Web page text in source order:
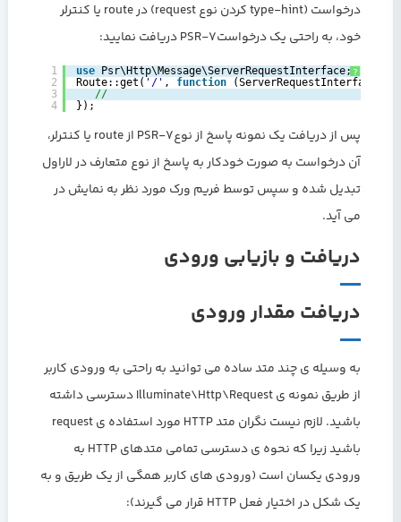
درخواست (type-hint کردن نوع request) در route یا کنترلر
خود، به راحتی یک درخواستPSR-7 دریافت نمایید:
?
1
2
3
4
use
Psr\Http\Message\ServerRequestInterface;
Route::get( '/' , function (ServerRequestInterface
//
});
پس از دریافت یک نمونه پاسخ از نوعPSR-7 از route یا کنترلر،
آن درخواست به صورت خودکار به پاسخ از نوع متعارف در لاراول
تبدیل شده و سپس توسط فریم ورک مورد نظر به نمایش در
می آید.
دریافت و بازیابی ورودی
دریافت مقدار ورودی
به وسیله ی چند متد ساده می توانید به راحتی به ورودی کاربر
از طریق نمونه ی Illuminate\Http\Request دسترسی داشته
باشید. لازم نیست نگران متد HTTP مورد استفاده ی request
باشید زیرا که نحوه ی دسترسی تمامی متدهای HTTP به
ورودی یکسان است (ورودی های کاربر همگی از یک طریق و به
یک شکل در اختیار فعل HTTP قرار می گیرند):